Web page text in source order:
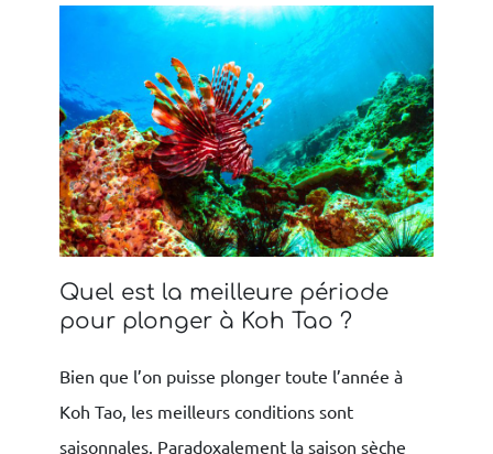
Quel est la meilleure période
pour plonger à Koh Tao ?
Bien que l’on puisse plonger toute l’année à
Koh Tao, les meilleurs conditions sont
saisonnales. Paradoxalement la saison sèche